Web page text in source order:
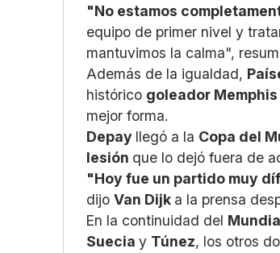
"No estamos
equipo de primer nivel y
mantuvimos la calma",
Además de la igualdad,
histórico goleador
mejor forma.
Depay llegó a la Copa del
lesión que lo dejó fuera de
"Hoy fue un partido muy
dijoVan Dijk a la prensa
En la continuidad del
Sueciay Túnez, los otros